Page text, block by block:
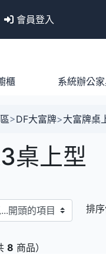
會員登入
櫃 系統辦公
>DF大富牌>大富牌桌
桌上型
目
排序
8 商品）